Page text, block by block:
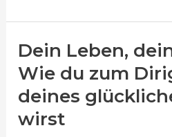
Dein Leben,
Wie du zum
deines
wirst
Dein
Leben,
deine
Melodie:
Wie